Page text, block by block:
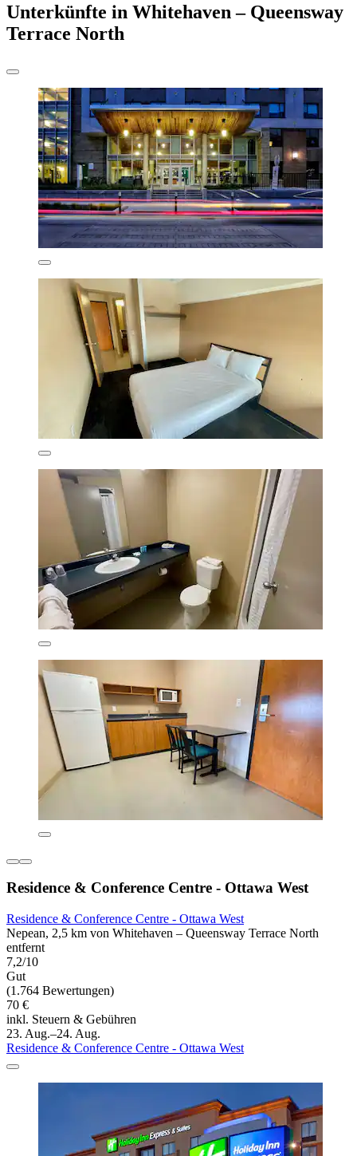
Unterkünfte in Whitehaven – Queensway
Terrace North
Residence & Conference Centre - Ottawa West
Residence & Conference Centre - Ottawa West
Nepean, 2,5 km von Whitehaven – Queensway Terrace North
entfernt
7,2/10
Gut
(1.764 Bewertungen)
70 €
inkl. Steuern & Gebühren
23. Aug.–24. Aug.
Residence & Conference Centre - Ottawa West